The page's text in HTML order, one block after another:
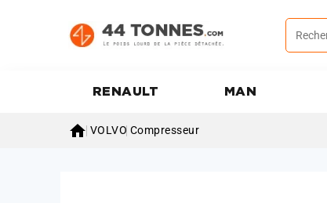
RENAULT MAN
 VOLVO Compresseur